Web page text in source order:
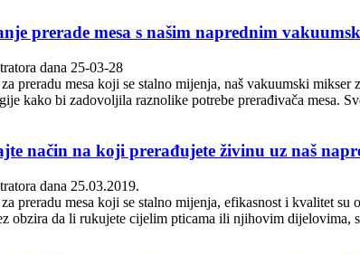
prerade mesa s našim naprednim
dana 25-03-28
preradu mesa koji se stalno mijenja, naš vakuumski
kako bi zadovoljila raznolike potrebe prerađivača mesa.
način na koji prerađujete živinu uz naš
dana 25.03.2019.
preradu mesa koji se stalno mijenja, efikasnost i kvalitet
obzira da li rukujete cijelim pticama ili njihovim dijelovima,